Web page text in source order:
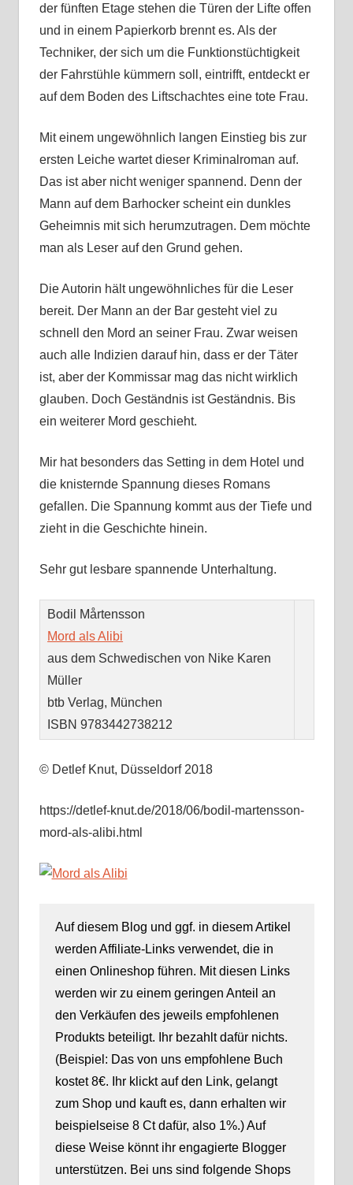
der fünften Etage stehen die Türen der Lifte offen
und in einem Papierkorb brennt es. Als der
Techniker, der sich um die Funktionstüchtigkeit
der Fahrstühle kümmern soll, eintrifft, entdeckt er
auf dem Boden des Liftschachtes eine tote Frau.
Mit einem ungewöhnlich langen Einstieg bis zur
ersten Leiche wartet dieser Kriminalroman auf.
Das ist aber nicht weniger spannend. Denn der
Mann auf dem Barhocker scheint ein dunkles
Geheimnis mit sich herumzutragen. Dem möchte
man als Leser auf den Grund gehen.
Die Autorin hält ungewöhnliches für die Leser
bereit. Der Mann an der Bar gesteht viel zu
schnell den Mord an seiner Frau. Zwar weisen
auch alle Indizien darauf hin, dass er der Täter
ist, aber der Kommissar mag das nicht wirklich
glauben. Doch Geständnis ist Geständnis. Bis
ein weiterer Mord geschieht.
Mir hat besonders das Setting in dem Hotel und
die knisternde Spannung dieses Romans
gefallen. Die Spannung kommt aus der Tiefe und
zieht in die Geschichte hinein.
Sehr gut lesbare spannende Unterhaltung.
Bodil Mårtensson
Mord als Alibi
aus dem Schwedischen von Nike Karen
Müller
btb Verlag, München
ISBN 9783442738212
© Detlef Knut, Düsseldorf 2018
https://detlef-knut.de/2018/06/bodil-martensson-
mord-als-alibi.html
Auf diesem Blog und ggf. in diesem Artikel
werden Affiliate-Links verwendet, die in
einen Onlineshop führen. Mit diesen Links
werden wir zu einem geringen Anteil an
den Verkäufen des jeweils empfohlenen
Produkts beteiligt. Ihr bezahlt dafür nichts.
(Beispiel: Das von uns empfohlene Buch
kostet 8€. Ihr klickt auf den Link, gelangt
zum Shop und kauft es, dann erhalten wir
beispielseise 8 Ct dafür, also 1%.) Auf
diese Weise könnt ihr engagierte Blogger
unterstützen. Bei uns sind folgende Shops